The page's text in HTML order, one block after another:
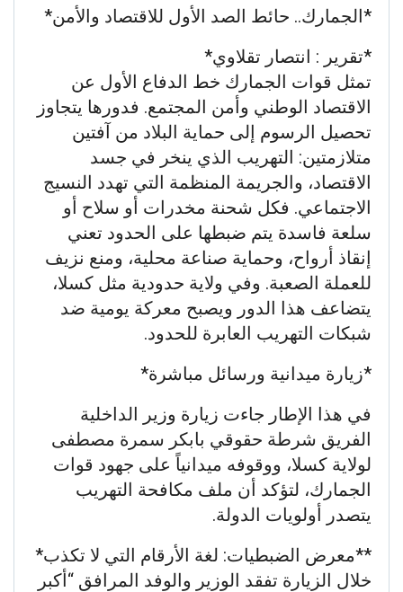
*الجمارك.. حائط الصد الأول للاقتصاد والأمن*
*تقرير : انتصار تقلاوي*
تمثل قوات الجمارك خط الدفاع الأول عن
الاقتصاد الوطني وأمن المجتمع. فدورها يتجاوز
تحصيل الرسوم إلى حماية البلاد من آفتين
متلازمتين: التهريب الذي ينخر في جسد
الاقتصاد، والجريمة المنظمة التي تهدد النسيج
الاجتماعي. فكل شحنة مخدرات أو سلاح أو
سلعة فاسدة يتم ضبطها على الحدود تعني
إنقاذ أرواح، وحماية صناعة محلية، ومنع نزيف
للعملة الصعبة. وفي ولاية حدودية مثل كسلا،
يتضاعف هذا الدور ويصبح معركة يومية ضد
شبكات التهريب العابرة للحدود.
*زيارة ميدانية ورسائل مباشرة*
في هذا الإطار جاءت زيارة وزير الداخلية
الفريق شرطة حقوقي بابكر سمرة مصطفى
لولاية كسلا، ووقوفه ميدانياً على جهود قوات
الجمارك، لتؤكد أن ملف مكافحة التهريب
يتصدر أولويات الدولة.
**معرض الضبطيات: لغة الأرقام التي لا تكذب*
خلال الزيارة تفقد الوزير والوفد المرافق “أكبر